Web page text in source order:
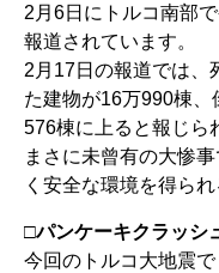
2月6日にトルコ南部
報道されています。
2月17日の報道では、
た建物が16万990棟
576棟に上ると報じら
まさに未曾有の大惨
く安全な環境を得ら
□パンケーキクラッシ
今回のトルコ大地震